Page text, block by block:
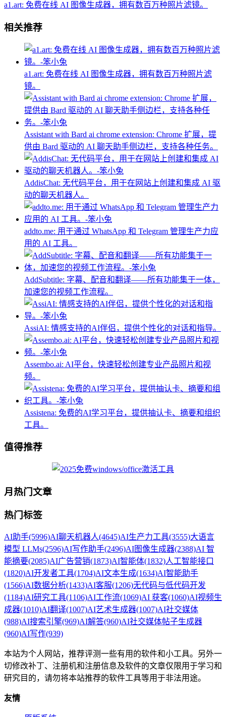
a1.art: 免费在线 AI 图像生成器，拥有数百万种照片滤镜。
相关推荐
a1.art: 免费在线 AI 图像生成器，拥有数百万种照片滤
镜。
Assistant with Bard ai chrome extension: Chrome 扩展，提
供由 Bard 驱动的 AI 聊天助手侧边栏，支持各种任务。
AddisChat: 无代码平台，用于在网站上创建和集成 AI 驱
动的聊天机器人。
addto.me: 用于通过 WhatsApp 和 Telegram 管理生产力应
用的 AI 工具。
AddSubtitle: 字幕、配音和翻译——所有功能集于一体，
加速您的视频工作流程。
AssiAI: 情感支持的AI伴侣，提供个性化的对话和指导。
Assembo.ai: AI平台，快速轻松创建专业产品照片和视
频。
Assistena: 免费的AI学习平台，提供抽认卡、摘要和组织
工具。
值得推荐
月热门文章
热门标签
AI助手(5996)AI聊天机器人(4645)AI生产力工具(3555)大语言
模型 LLMs(2596)AI写作助手(2496)AI图像生成器(2388)AI 智
能摘要(2085)AI广告营销(1873)AI智能体(1832)人工智能接口
(1820)AI开发者工具(1704)AI文本生成(1634)AI智能助手
(1566)AI数据分析(1433)AI客服(1206)无代码与低代码开发
(1184)AI研究工具(1106)AI工作流(1069)AI 获客(1060)AI视频生
成器(1010)AI翻译(1007)AI艺术生成器(1007)AI社交媒体
(988)AI搜索引擎(969)AI解答(960)AI社交媒体帖子生成器
(960)AI写作(939)
本站为个人网站，推荐评测一些有用的软件和小工具。另外一
切修改补丁、注册机和注册信息及软件的文章仅限用于学习和
研究目的，请勿将本站推荐的软件工具等用于非法用途。
友情